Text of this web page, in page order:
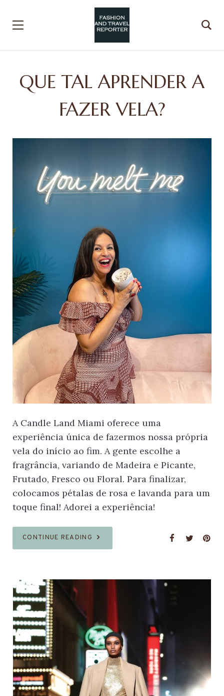
QUE TAL APRENDER A
FAZER VELA?
A Candle Land Miami oferece uma
experiência única de fazermos nossa própria
vela do início ao fim. A gente escolhe a
fragrância, variando de Madeira e Picante,
Frutado, Fresco ou Floral. Para finalizar,
colocamos pétalas de rosa e lavanda para um
toque final! Adorei a experiência!
CONTINUE READING